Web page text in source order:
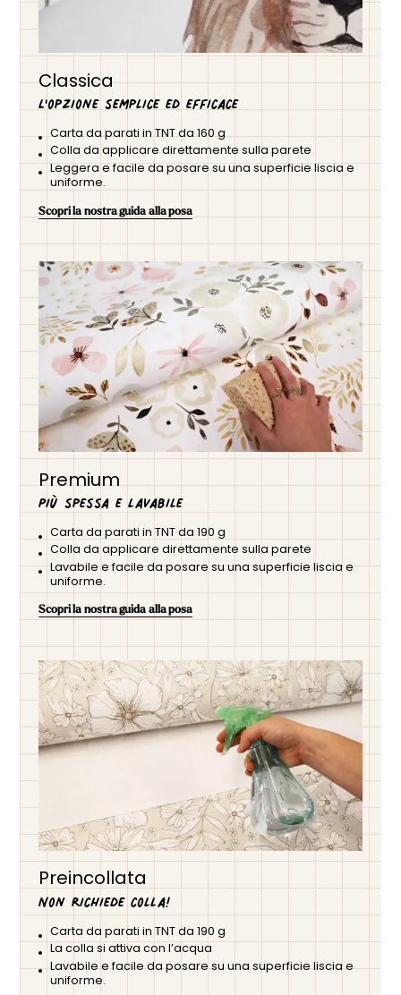
Classica
L'opzione semplice ed efficace
Carta da parati in TNT da 160 g
Colla da applicare direttamente sulla parete
Leggera e facile da posare su una superficie liscia e
uniforme.
Scopri la nostra guida alla posa
Premium
Più spessa e lavabile
Carta da parati in TNT da 190 g
Colla da applicare direttamente sulla parete
Lavabile e facile da posare su una superficie liscia e
uniforme.
Scopri la nostra guida alla posa
Preincollata
Non richiede colla!
Carta da parati in TNT da 190 g
La colla si attiva con l’acqua
Lavabile e facile da posare su una superficie liscia e
uniforme.